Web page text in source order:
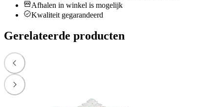
Afhalen in winkel is mogelijk
Kwaliteit gegarandeerd
Gerelateerde producten